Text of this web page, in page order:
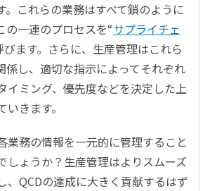
。これらの業務はすべて鎖のように
の一連のプロセスを“サプライチェ
びます。さらに、生産管理はこれら
係し、適切な指示によってそれぞれ
イミング、優先度などを決定した上
きます。
業務の情報を一元的に管理すること
しょうか？生産管理はよりスムーズ
、QCDの達成に大きく貢献するはず